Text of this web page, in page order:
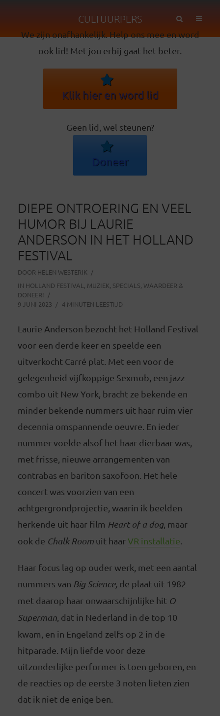
CULTUURPERS
We zijn onafhankelijk. Help ons mee en word
ook lid! Met jou erbij gaat het beter.
Klik hier en word lid
Geen lid, wel steunen?
Doneer
DIEPE ONTROERING EN VEEL
HUMOR BIJ LAURIE
ANDERSON IN HET HOLLAND
FESTIVAL
DOOR HELEN WESTERIK
IN HOLLAND FESTIVAL , MUZIEK, SPECIALS, WAARDEER &
DONEER!
9 JUNI 2023
4 MINUTEN LEESTIJD
Laurie Anderson bezocht het Holland Festival
voor een derde keer en speelde een
uitverkocht Carré plat. Met een voor de
gelegenheid vijfkoppige Sexmob, een jazz
combo uit New York, bracht ze bekende en
minder bekende nummers uit haar ruim vier
decennia omspannende oeuvre. En ieder
nummer voelde alsof het haar dierbaar was,
met frisse, nieuwe arrangementen van
contrabas en bariton saxofoon. Het hele
concert was voorzien van een
achtgergrondprojectie, waarin ik beelden
herkende uit haar film Heart of a dog, maar
ook de Chalk Roomuit haarVR installatie
Haar focus lag op ouder werk, met een aantal
nummers van Big Science, de plaat uit 1982
met daarop haar onwaarschijnlijke hit O
Superman, dat in Nederland in de top 10
kwam, en in Engeland zelfs op 2 in de
hitparade. Mijn liefde voor deze
uitzonderlijke performer is toen geboren, en
de reacties op de eerste 3 noten lieten zien
dat ik niet de enige ben.